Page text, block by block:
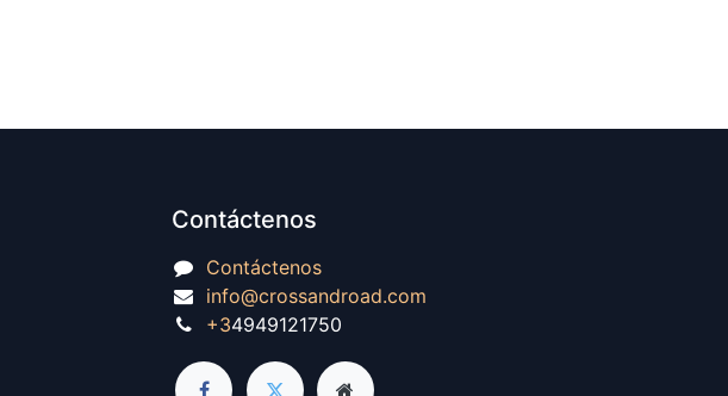
Contáctenos
Contáctenos
info@crossandroad.com
+34949121750